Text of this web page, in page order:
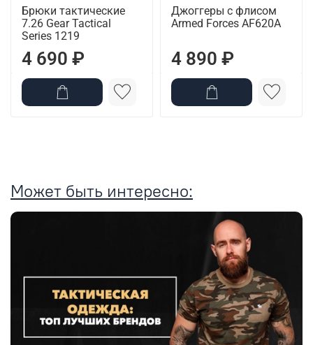
Брюки тактические
7.26 Gear Tactical
Series 1219
4 690 ₽
Джоггеры с флисом
Armed Forces AF620A
4 890 ₽
Может быть интересно: